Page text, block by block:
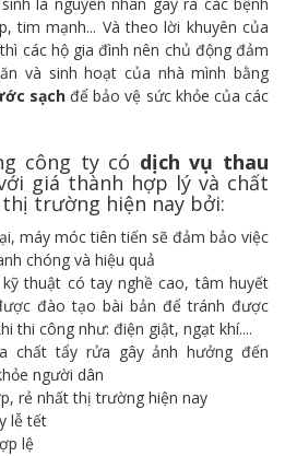
tim mạnh... Và theo lời khuyên của
các hộ gia đình nên chủ động đảm
và sinh hoạt của nhà mình bằng
sạchđể bảo vệ sức khỏe của các
công ty có dịch vụ thau
giá thành hợp lý và chất
trường hiện nay bởi:
máy móc tiên tiến sẽ đảm bảo việc
chóng và hiệu quả
thuật có tay nghề cao, tâm huyết
đào tạo bài bản để tránh được
thi công như: điện giật, ngạt khí....
chất tẩy rửa gây ảnh hưởng đến
người dân
rẻ nhất thị trường hiện nay
lễ tết
lệ